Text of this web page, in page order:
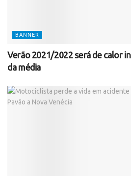
BANNER
Verão 2021/2022 será de calor
da média